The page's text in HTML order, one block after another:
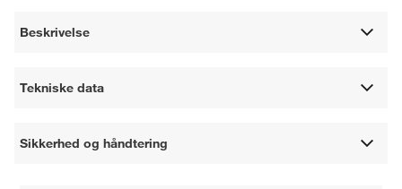
Beskrivelse
Tekniske data
Sikkerhed og håndtering